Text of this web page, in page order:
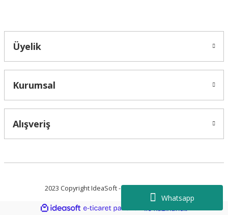
Whatsapp
Üyelik
Kurumsal
Alışveriş
2023 Copyright IdeaSoft - Tüm Hakları Saklıdır.
ideasoft